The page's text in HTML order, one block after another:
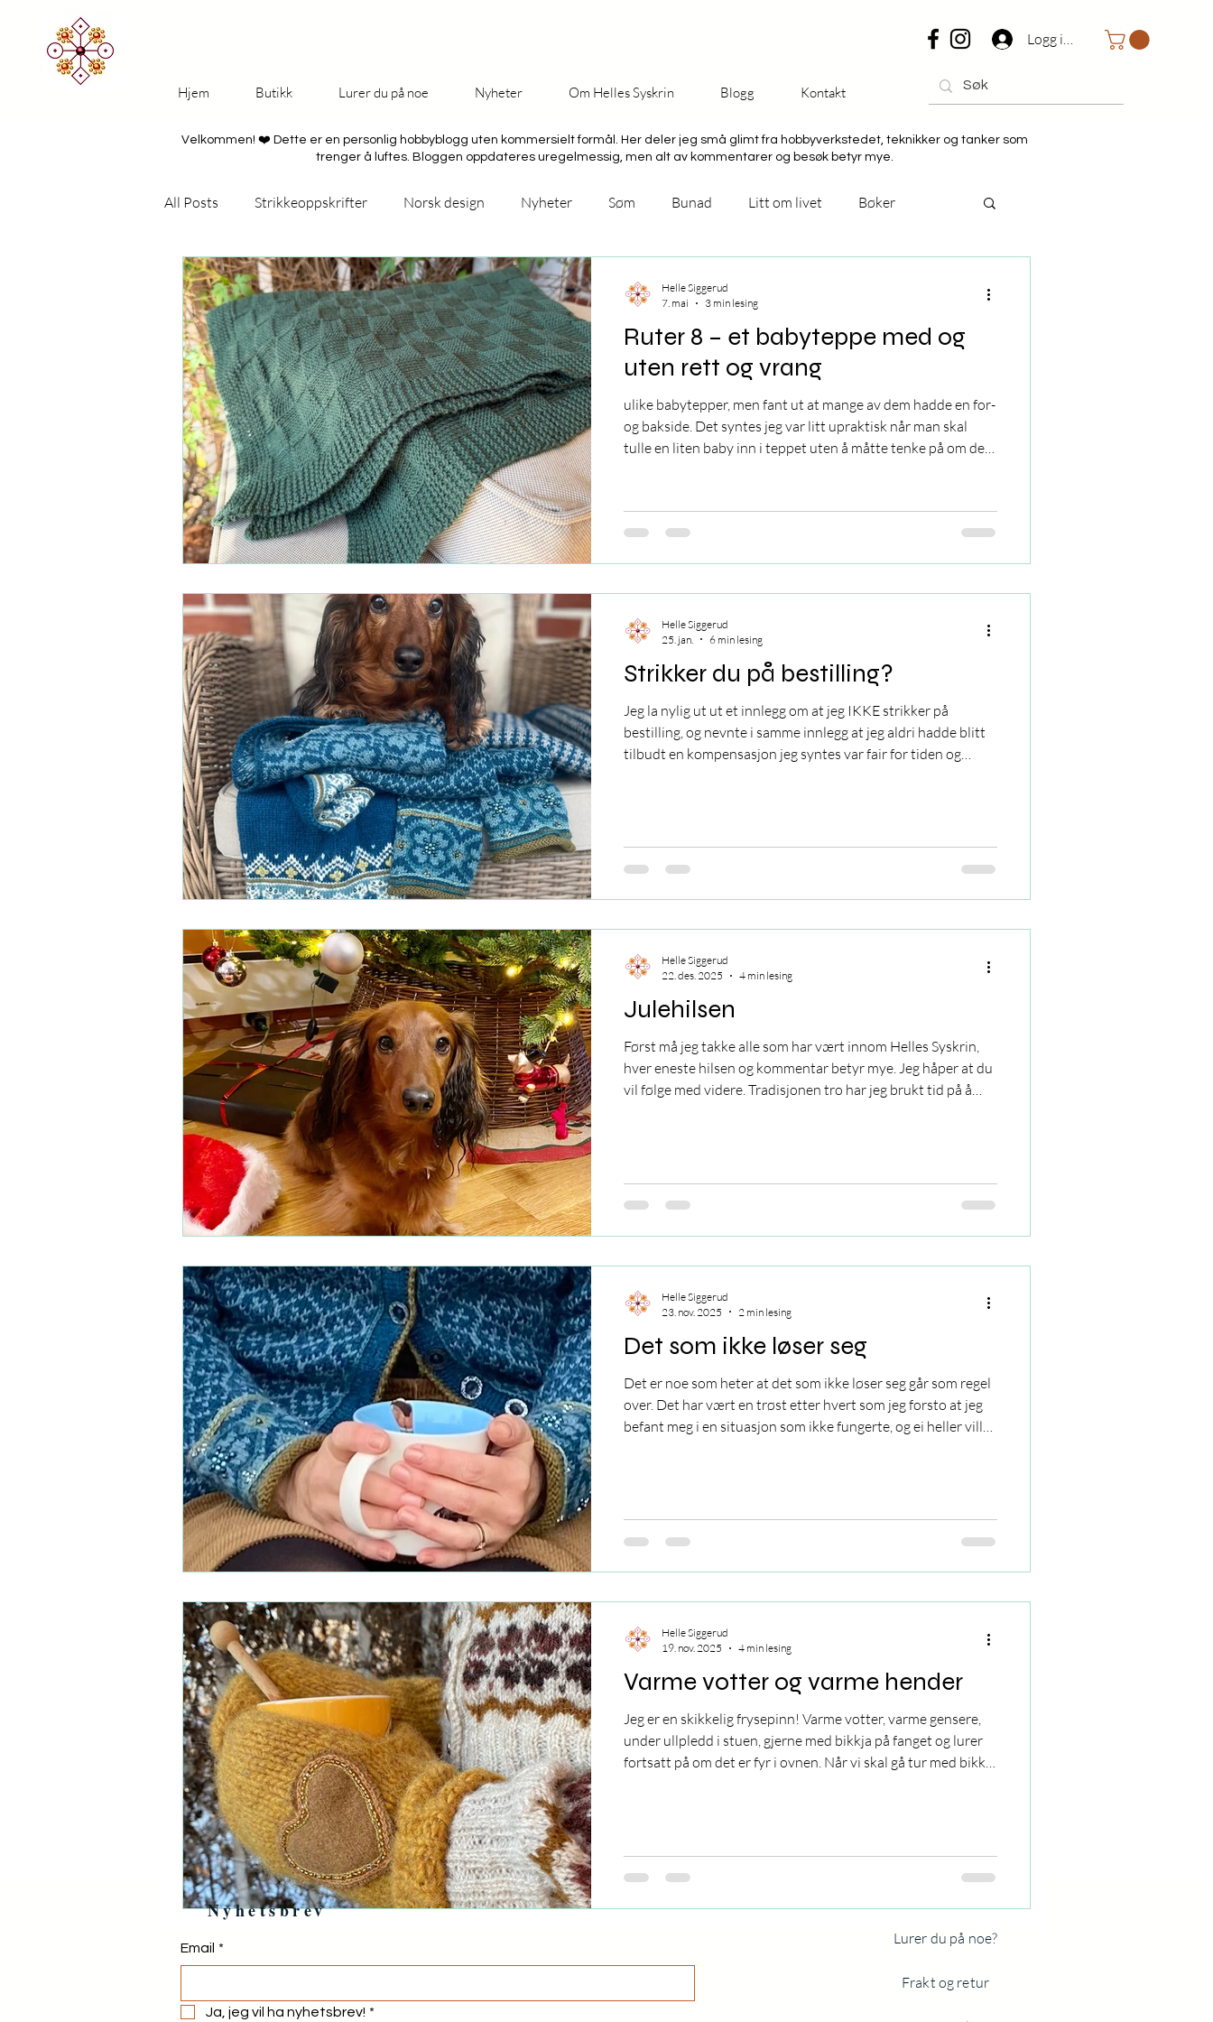
Logg inn
Hjem Butikk Lurer du på noe Nyheter Om Helles Syskrin Blogg Kontakt
Velkommen! ❤️ Dette er en personlig hobbyblogg uten kommersielt formål. Her deler jeg små glimt fra hobbyverkstedet, teknikker og tanker som
trenger å luftes. Bloggen oppdateres uregelmessig, men alt av kommentarer og besøk betyr mye.
All Posts Strikkeoppskrifter Norsk design Nyheter Søm Bunad Litt om livet Bøker
Bunad Tekstil og bærekraft kurs
Ruter 8 – et babyteppe med og
uten rett og vrang
ulike babytepper, men fant ut at mange av dem hadde en for-
og bakside. Det syntes jeg var litt upraktisk når man skal
tulle en liten baby inn i teppet uten å måtte tenke på om det
Helle Siggerud
7. mai
3 min lesing
Strikker du på bestilling?
Jeg la nylig ut ut et innlegg om at jeg IKKE strikker på
bestilling, og nevnte i samme innlegg at jeg aldri hadde blitt
tilbudt en kompensasjon jeg syntes var fair for tiden og
Helle Siggerud
25. jan.
6 min lesing
Julehilsen
Først må jeg takke alle som har vært innom Helles Syskrin,
hver eneste hilsen og kommentar betyr mye. Jeg håper at du
vil følge med videre. Tradisjonen tro har jeg brukt tid på å
Helle Siggerud
22. des. 2025
4 min lesing
Det som ikke løser seg
Det er noe som heter at det som ikke løser seg går som regel
over. Det har vært en trøst etter hvert som jeg forsto at jeg
befant meg i en situasjon som ikke fungerte, og ei heller ville
Helle Siggerud
23. nov. 2025
2 min lesing
Varme votter og varme hender
Jeg er en skikkelig frysepinn! Varme votter, varme gensere,
under ullpledd i stuen, gjerne med bikkja på fanget og lurer
fortsatt på om det er fyr i ovnen. Når vi skal gå tur med bikkja
vinteren. Og hvor vondt neglesprett kunne være.
Helle Siggerud
19. nov. 2025
4 min lesing
Email *
Ja, jeg vil ha nyhetsbrev! *
Nyhetsbrev
Lurer du på noe?
Frakt og retur